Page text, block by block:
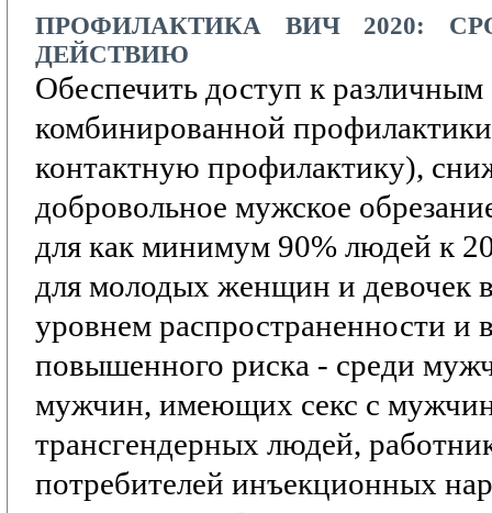
ПРОФИЛАКТИКА ВИЧ 2020:
ДЕЙСТВИЮ
Обеспечить доступ к
комбинированной
контактную профилактику),
добровольное мужское
для как минимум 90% людей к
для молодых женщин и девочек
уровнем распространенности и
повышенного риска - среди
мужчин, имеющих секс с
трансгендерных людей,
потребителей инъекционных